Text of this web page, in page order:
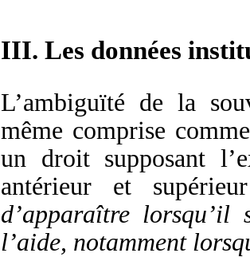
III. Les données
L’ambiguïté de la
même comprise
un droit supposant
antérieur et
d’apparaître lorsqu’il
l’aide, notamment